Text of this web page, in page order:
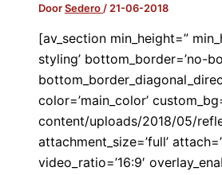
DoorSedero / 21-06-2018
[av_section min_height=”
styling’ bottom_border=’no-
color=’main_color’
content/uploads/2018/05/
attachment_size=’full’
video_ratio=’16:9′